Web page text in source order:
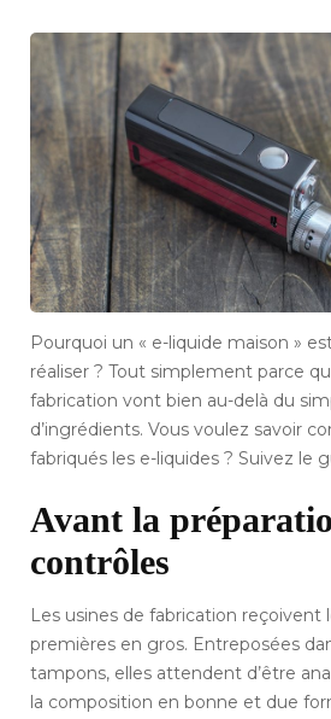
Pourquoi un « e-liquide maison »
réaliser ? Tout simplement parce
fabrication vont bien au-delà du
d’ingrédients. Vous voulez savoir
fabriqués les e-liquides ? Suivez le
Avant la
contrôles
Les usines de fabrication reçoivent
premières en gros. Entreposées
tampons, elles attendent d’être
la composition en bonne et due